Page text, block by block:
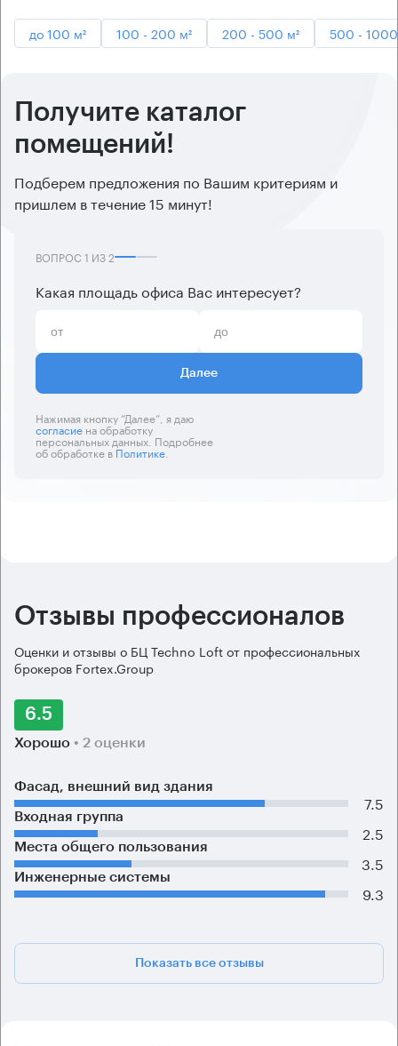
до 100 м² 100 - 200 м² 200 - 500 м² 500 -
Получите каталог
помещений!
Подберем предложения по Вашим критериям и
пришлем в течение 15 минут!
ВОПРОС 1 ИЗ2
Какая площадь офиса Вас интересует?
Далее
Нажимая кнопку “Далее”, я даю
согласиена обработку
персональных данных. Подробнее
об обработке вПолитике.
Отзывы профессионалов
Оценки и отзывы о БЦ Techno Loft от профессиональных
брокеров Fortex.Group
6.5
Хорошо • 2 оценки
Фасад, внешний вид здания
7.5
Входная группа
2.5
Места общего пользования
3.5
Инженерные системы
9.3
Показать все отзывы